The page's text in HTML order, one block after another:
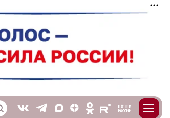
V T X Z O E m